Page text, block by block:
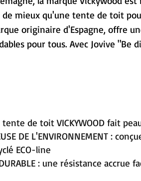
de mieux qu'une tente de toit
originaire d'Espagne, offre
pour tous. Avec Jovive "Be
de toit VICKYWOOD fait
DE L'ENVIRONNEMENT :
ECO-line
: une résistance accrue